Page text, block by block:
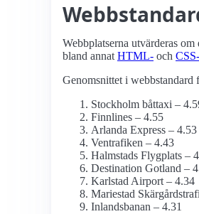
Webbplatserna utvärderas
bland annatHTML- och
Genomsnittet i webbstandard
Stockholm båttaxi –
Finnlines – 4.55
Arlanda Express – 4.53
Ventrafiken – 4.43
Halmstads Flygplats –
Destination Gotland –
Karlstad Airport – 4.34
Mariestad
Inlandsbanan – 4.31